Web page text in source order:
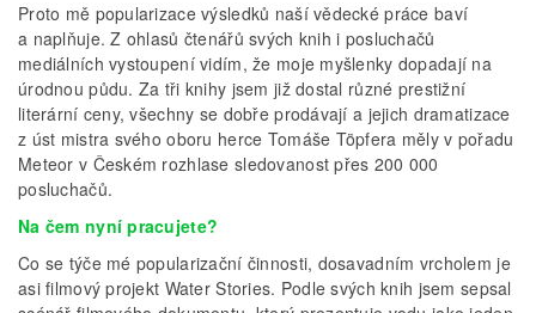
Proto mě popularizace výsledků naší vědecké práce baví
a naplňuje. Z ohlasů čtenářů svých knih i posluchačů
mediálních vystoupení vidím, že moje myšlenky dopadají na
úrodnou půdu. Za tři knihy jsem již dostal různé prestižní
literární ceny, všechny se dobře prodávají a jejich dramatizace
z úst mistra svého oboru herce Tomáše Töpfera měly v pořadu
Meteor v Českém rozhlase sledovanost přes 200 000
posluchačů.
Na čem nyní pracujete?
Co se týče mé popularizační činnosti, dosavadním vrcholem je
asi filmový projekt Water Stories. Podle svých knih jsem sepsal